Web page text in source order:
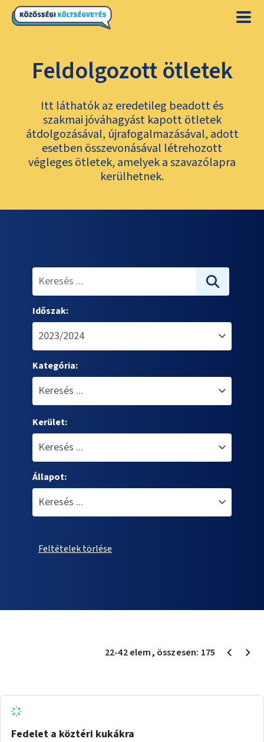
Feldolgozott ötletek
Itt láthatók az eredetileg beadott és
szakmai jóváhagyást kapott ötletek
átdolgozásával, újrafogalmazásával, adott
esetben összevonásával létrehozott
végleges ötletek, amelyek a szavazólapra
kerülhetnek.
Időszak:
Kategória:
Kerület:
Állapot:
Feltételek törlése
22-42elem, összesen: 175
Fedelet a köztéri kukákra